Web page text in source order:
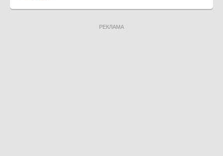
РЕКЛАМА